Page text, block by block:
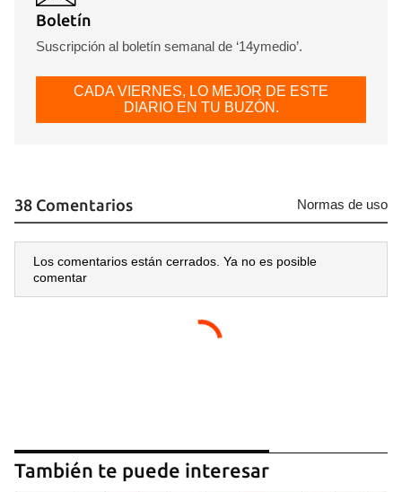
Boletín
Suscripción al boletín semanal de ‘14ymedio’.
CADA VIERNES, LO MEJOR DE ESTE
DIARIO EN TU BUZÓN.
38 Comentarios Normas de uso
Los comentarios están cerrados. Ya no es posible
comentar
También te puede interesar